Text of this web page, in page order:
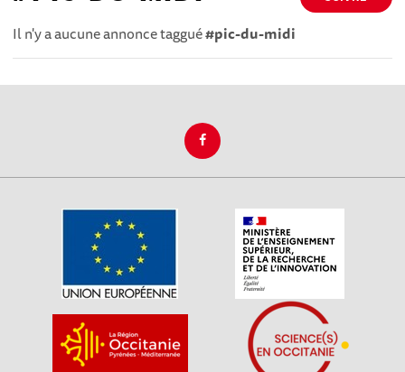
Il n'y a aucune annonce taggué#pic-du-midi